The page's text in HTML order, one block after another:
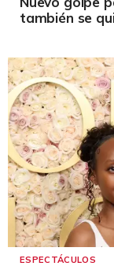
también se
ESPECTÁCULOS